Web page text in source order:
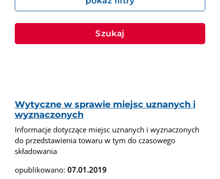
Szukaj
Wytyczne w sprawie miejsc uznanych i
wyznaczonych
Informacje dotyczące miejsc uznanych i wyznaczonych
do przedstawienia towaru w tym do czasowego
składowania
opublikowano: 07.01.2019